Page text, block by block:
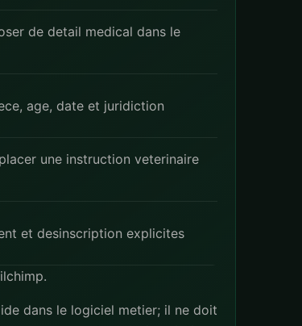
de detail medical dans le
age, date et juridiction
une instruction veterinaire
et desinscription explicites
.
dans le logiciel metier; il ne doit